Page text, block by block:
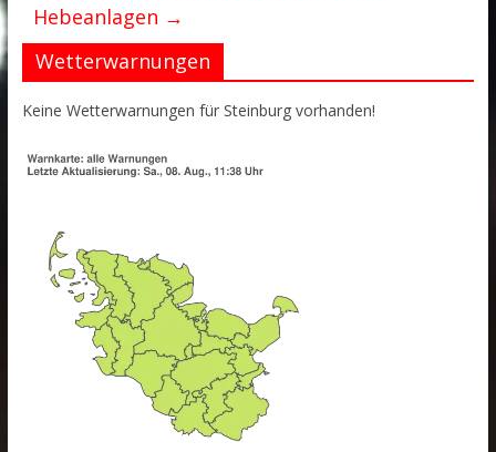
Hebeanlagen →
Wetterwarnungen
Keine Wetterwarnungen für Steinburg vorhanden!